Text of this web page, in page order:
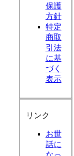
保護
方針
特定
商取
引法
に基
づく
表示
リンク
お世
話に